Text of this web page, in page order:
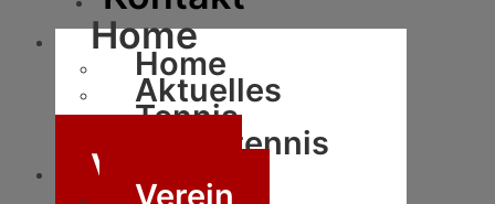
Home
Home
Aktuelles
Tennis
Beachtennis
Verein
Verein